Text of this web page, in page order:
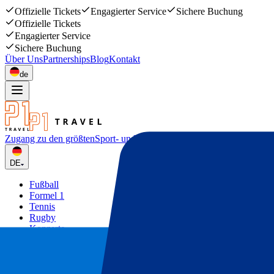
Offizielle Tickets Engagierter Service
Sichere Buchung
Offizielle Tickets
Engagierter Service
Sichere Buchung
Über UnsPartnershipsBlogKontakt
de
Zugang zu den größtenSport- und Musikevents
DE
Fußball
Formel 1
Tennis
Rugby
Konzerte